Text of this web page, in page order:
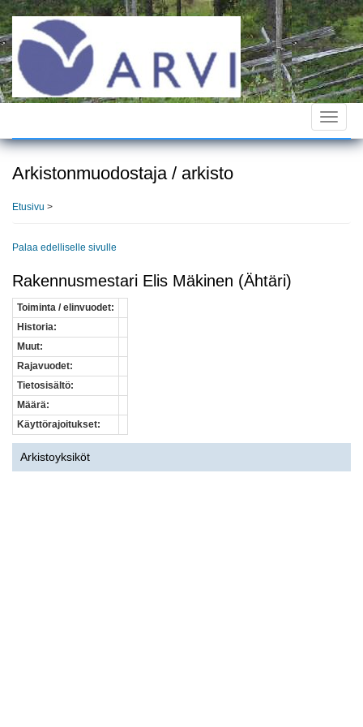
Hyppää
pääsisältöön
Toggle
Arkistonmuodostaja / arkisto
Etusivu >
Palaa edelliselle sivulle
Rakennusmestari Elis Mäkinen (Ähtäri)
Toiminta / elinvuodet:
Historia:
Muut:
Rajavuodet:
Tietosisältö:
Määrä:
Käyttörajoitukset:
Arkistoyksiköt